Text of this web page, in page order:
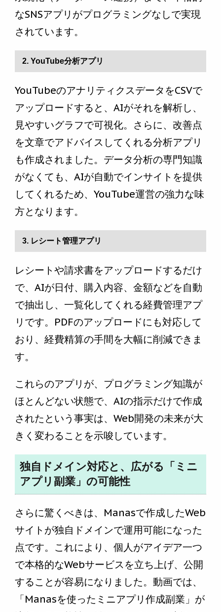
なSNSアプリがプログラミングなしで実現
されています。
2. YouTube分析アプリ
YouTubeのアナリティクスデータをCSVで
アップロードすると、AIがそれを解析し、
見やすいグラフで可視化。さらに、改善点
を文章でアドバイスしてくれる分析アプリ
も作成されました。データ分析の専門知識
がなくても、AIが自動でインサイトを提供
してくれるため、YouTube運営の強力な味
方となります。
3. レシート管理アプリ
レシートや請求書をアップロードするだけ
で、AIが日付、購入内容、金額などを自動
で抽出し、一覧化してくれる経費管理アプ
リです。PDFのアップロードにも対応して
おり、経費精算の手間を大幅に削減できま
す。
これらのアプリが、プログラミング知識が
ほとんどない状態で、AIの指示だけで作成
されたという事実は、Web開発の未来が大
きく変わることを示唆しています。
独自ドメイン対応と、広がる「ミニ
アプリ副業」の可能性
さらに驚くべきは、Manasで作成したWeb
サイトが独自ドメインで運用可能になった
点です。これにより、個人がアイデア一つ
で本格的なWebサービスを立ち上げ、公開
することが容易になりました。動画では、
「Manasを使ったミニアプリ作成副業」が